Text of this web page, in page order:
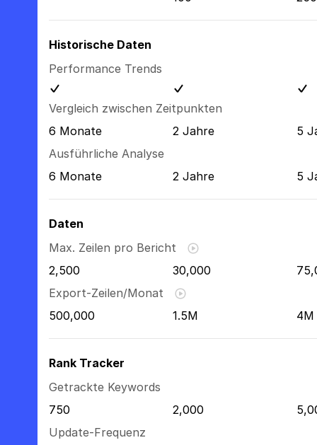
Historische Daten
Performance Trends
Vergleich zwischen Zeitpunkten
6 Monate
2 Jahre
5
Ausführliche Analyse
6 Monate
2 Jahre 5
Daten
Max. Zeilen pro Bericht
2,500
30,000
Export-Zeilen/Monat
500,000
1.5M 4M
Rank Tracker
Getrackte Keywords
750
2,000
Update-Frequenz